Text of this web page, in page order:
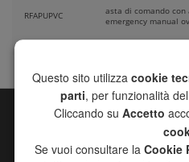
RFAPUPVC
asta di comando
emergency manual
Questo sito utilizza cookie
parti, per funzionalità
Cliccando su Accetto
Se vuoi consultare la Cookie